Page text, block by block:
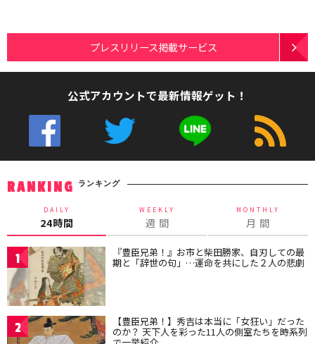
プレスリリース掲載サービス
公式アカウントで最新情報ゲット！
RANKING ランキング
DAILY
24時間
WEEKLY
週 間
MONTHLY
月 間
1 『豊臣兄弟！』お市と柴田勝家、自刃しての最
期と「辞世の句」…運命を共にした２人の悲劇
2 【豊臣兄弟！】秀吉は本当に「女狂い」だった
のか？ 天下人を彩った11人の側室たちを時系列